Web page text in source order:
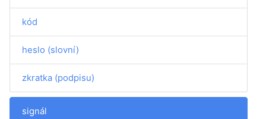
kód
heslo (slovní)
zkratka (podpisu)
signál